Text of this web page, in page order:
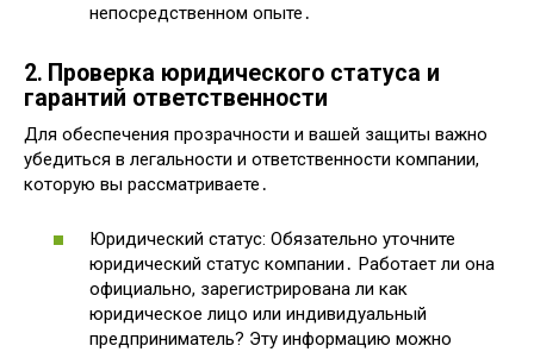
непосредственном опыте․
2․ Проверка юридического статуса и
гарантий ответственности
Для обеспечения прозрачности и вашей защиты важно
убедиться в легальности и ответственности компании,
которую вы рассматриваете․
Юридический статус: Обязательно уточните
юридический статус компании․ Работает ли она
официально, зарегистрирована ли как
юридическое лицо или индивидуальный
предприниматель? Эту информацию можно